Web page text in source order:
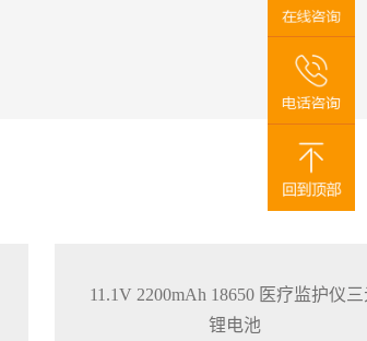
11.1V 2200mAh 18650 医疗监护仪
锂电池